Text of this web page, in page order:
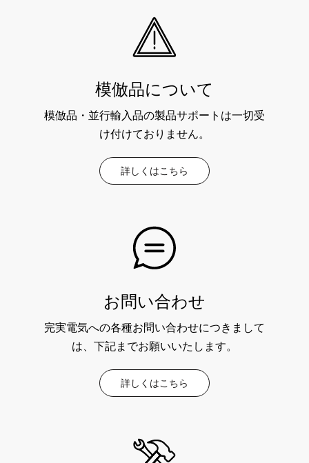
模倣品について
模倣品・並行輸入品の製品サポートは一切受
け付けておりません。
詳しくはこちら
お問い合わせ
完実電気への各種お問い合わせにつきまして
は、下記までお願いいたします。
詳しくはこちら